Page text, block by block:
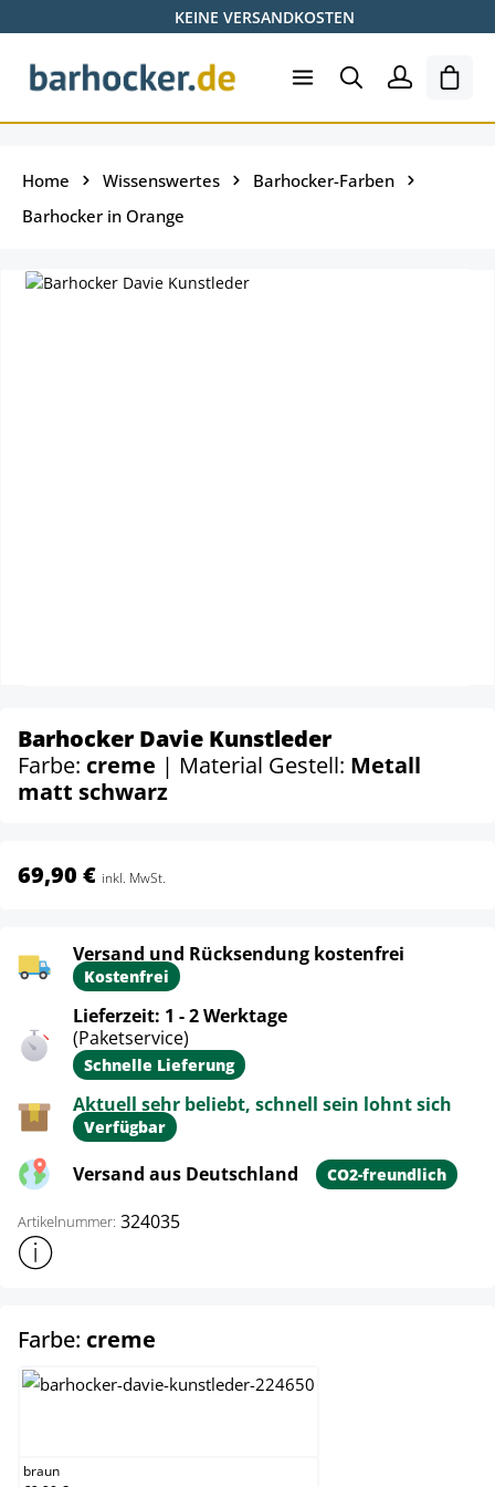
Zum Hauptinhalt springenKEINE VERSANDKOSTEN
Home Wissenswertes
Barhocker-Farben
Barhocker in Orange
Barhocker Davie Kunstleder
Farbe: creme | Material Gestell: Metall
matt schwarz
69,90 € inkl. MwSt.
Versand und Rücksendung kostenfrei
Kostenfrei
Lieferzeit: 1 - 2 Werktage
(Paketservice)
Schnelle Lieferung
Aktuell sehr beliebt, schnell sein lohnt sich
Verfügbar
Versand aus Deutschland CO2-freundlich
Artikelnummer: 324035
Weitere Produktinformationen anzeigen
Farbe: creme
braun